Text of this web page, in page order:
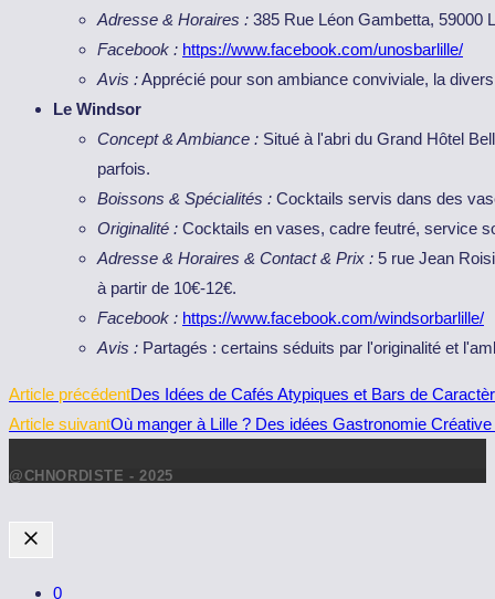
Adresse & Horaires : 385 Rue Léon Gambetta, 59000
Facebook : https://www.facebook.com/unosbarlille/
Avis :Apprécié pour son ambiance conviviale, la
Le Windsor
Concept & Ambiance : Situé à l'abri du Grand Hôtel
parfois.
Boissons & Spécialités : Cocktails servis dans des
Originalité : Cocktails en vases, cadre feutré, service
Adresse & Horaires & Contact & Prix : 5 rue Jean
à partir de 10€-12€.
Facebook : https://www.facebook.com/windsorbarlille/
Avis : Partagés : certains séduits par l'originalité et
Read
more
Article précédentDes Idées de Cafés Atypiques et Bars de
Article suivantOù manger à Lille ? Des idées Gastronomie
@CHNORDISTE - 2025
0